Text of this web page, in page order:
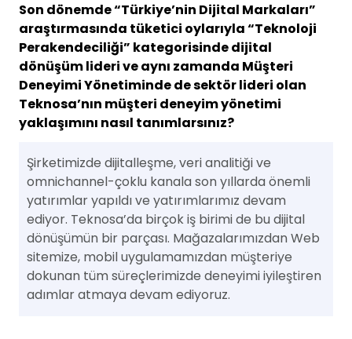
Son dönemde “Türkiye’nin Dijital Markaları”
araştırmasında tüketici oylarıyla “Teknoloji
Perakendeciliği” kategorisinde dijital
dönüşüm lideri ve aynı zamanda Müşteri
Deneyimi Yönetiminde de sektör lideri olan
Teknosa’nın müşteri deneyim yönetimi
yaklaşımını nasıl tanımlarsınız?
Şirketimizde dijitalleşme, veri analitiği ve
omnichannel-çoklu kanala son yıllarda önemli
yatırımlar yapıldı ve yatırımlarımız devam
ediyor. Teknosa’da birçok iş birimi de bu dijital
dönüşümün bir parçası. Mağazalarımızdan Web
sitemize, mobil uygulamamızdan müşteriye
dokunan tüm süreçlerimizde deneyimi iyileştiren
adımlar atmaya devam ediyoruz.